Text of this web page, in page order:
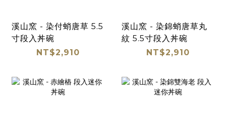
溪山窯 - 染付蛸唐草 5.5
寸段入丼碗
NT$2,910
溪山窯 - 染錦蛸唐草丸
紋 5.5寸段入丼碗
NT$2,910